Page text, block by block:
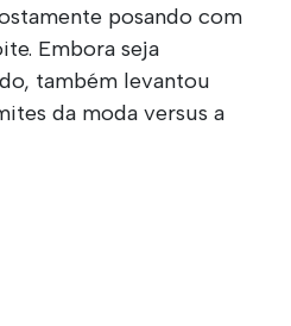
posando com
Embora seja
também levantou
da moda versus a